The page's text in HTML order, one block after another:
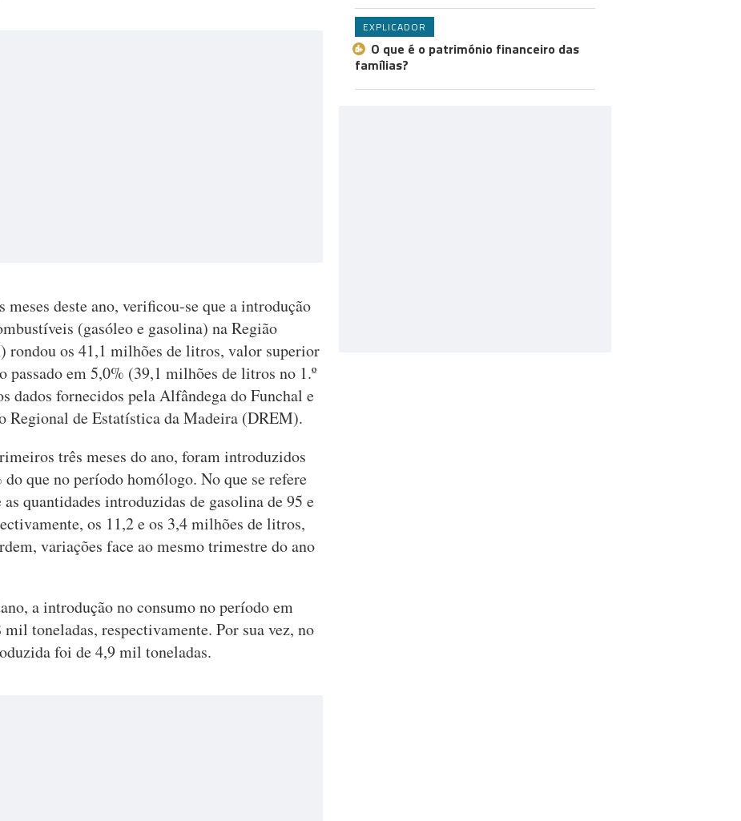
deste ano, verificou-se que a introdução
(gasóleo e gasolina) na Região
rondou os 41,1 milhões de litros, valor superior
passado em 5,0% (39,1 milhões de litros no 1.º
dados fornecidos pela Alfândega do Funchal e
Regional de Estatística da Madeira (DREM).
três meses do ano, foram introduzidos
que no período homólogo. No que se refere
quantidades introduzidas de gasolina de 95 e
os 11,2 e os 3,4 milhões de litros,
variações face ao mesmo trimestre do ano
a introdução no consumo no período em
toneladas, respectivamente. Por sua vez, no
foi de 4,9 mil toneladas.
EXPLICADOR
O que é o património financeiro das
famílias?